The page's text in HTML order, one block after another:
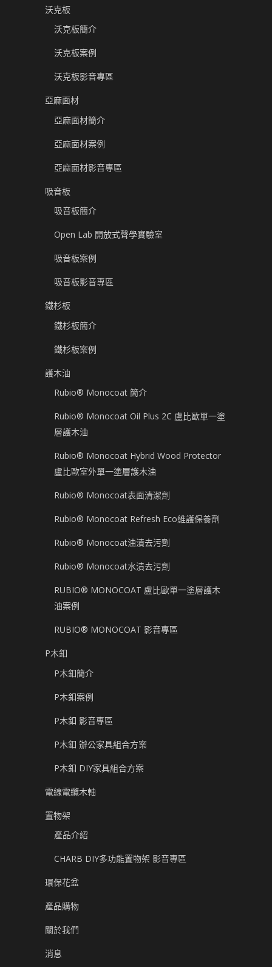
沃克板
沃克板簡介
沃克板案例
沃克板影音專區
亞麻面材
亞麻面材簡介
亞麻面材案例
亞麻面材影音專區
吸音板
吸音板簡介
Open Lab 開放式聲學實驗室
吸音板案例
吸音板影音專區
鐵杉板
鐵杉板簡介
鐵杉板案例
護木油
Rubio® Monocoat 簡介
Rubio® Monocoat Oil Plus 2C 盧比歐單一塗
層護木油
Rubio® Monocoat Hybrid Wood Protector
盧比歐室外單一塗層護木油
Rubio® Monocoat表面清潔劑
Rubio® Monocoat Refresh Eco維護保養劑
Rubio® Monocoat油漬去污劑
Rubio® Monocoat水漬去污劑
RUBIO® MONOCOAT 盧比歐單一塗層護木
油案例
RUBIO® MONOCOAT 影音專區
P木釦
P木釦簡介
P木釦案例
P木釦 影音專區
P木釦 辦公家具組合方案
P木釦 DIY家具組合方案
電線電纜木軸
置物架
產品介紹
CHARB DIY多功能置物架 影音專區
環保花盆
產品購物
關於我們
消息